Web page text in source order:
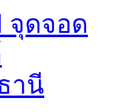
จุดจอด
านี